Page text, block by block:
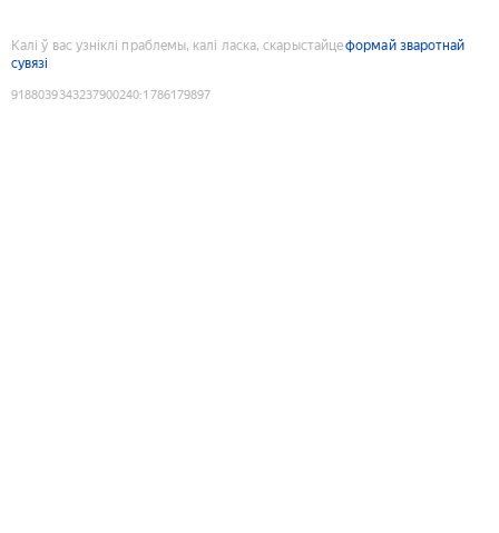
Калі ў вас узніклі праблемы, калі ласка, скарыстайцеформай зваротнай
сувязі
9188039343237900240:1786179897